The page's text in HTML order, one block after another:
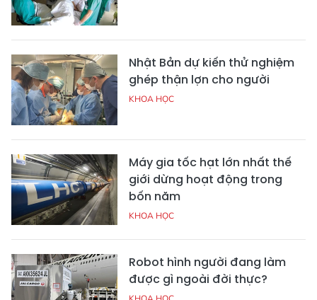
Nhật Bản dự kiến thử nghiệm
ghép thận lợn cho người
KHOA HỌC
Máy gia tốc hạt lớn nhất thế
giới dừng hoạt động trong
bốn năm
KHOA HỌC
Robot hình người đang làm
được gì ngoài đời thực?